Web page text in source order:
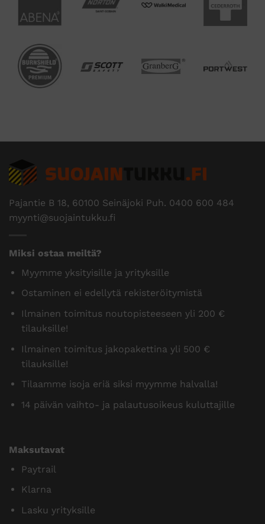
Pajantie B 18, 60100 Seinäjoki Puh. 0400 600 484
myynti@suojaintukku.fi
Miksi ostaa meiltä?
Myymme yksityisille ja yrityksille
Ostaminen ei edellytä rekisteröitymistä
Ilmainen toimitus noutopisteeseen yli 200 €
tilauksille!
Ilmainen toimitus jakopakettina yli 500 €
tilauksille!
Tilaamme isoja eriä siksi myymme halvalla!
14 päivän vaihto- ja palautusoikeus kuluttajille
Maksutavat
Paytrail
Klarna
Lasku yrityksille